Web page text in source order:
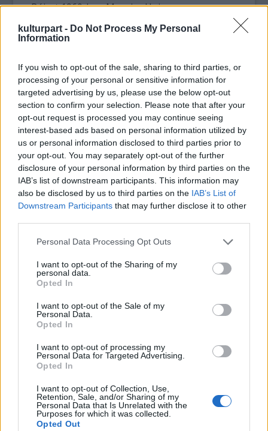
kulturpart - Do Not Process My Personal
Information
If you wish to opt-out of the sale, sharing to third parties, or
processing of your personal or sensitive information for
targeted advertising by us, please use the below opt-out
section to confirm your selection. Please note that after your
opt-out request is processed you may continue seeing
interest-based ads based on personal information utilized by
us or personal information disclosed to third parties prior to
your opt-out. You may separately opt-out of the further
disclosure of your personal information by third parties on the
IAB’s list of downstream participants. This information may
also be disclosed by us to third parties on the IAB’s List of
Downstream Participants that may further disclose it to other
Please note that this website/app uses one or more Google
not limited to your visit or usage behaviour. You may click to
grant or deny consent to Google and its third-party tags to
use your data for below specified purposes in below Google
consent section.
Personal Data Processing Opt Outs
I want to opt-out of the Sharing of my
personal data.
Opted In
I want to opt-out of the Sale of my
Personal Data.
Opted In
I want to opt-out of processing my
Personal Data for Targeted Advertising.
Opted In
I want to opt-out of Collection, Use,
Retention, Sale, and/or Sharing of my
Personal Data that Is Unrelated with the
Purposes for which it was collected.
Opted Out
Béjart 1960-ban Maurice Huisman
meghívására Brüsszelbe ment dolgozni, ahol
megalapította a Ballet du XX. Siecle együttest,
Legnagyobb sikerei között olyan világhírű
koreográfiák szerepeltek, mint a Jorge Donn
nevével fémjelzett Bolero, vagy a Rómeó és
Júlia.
Béjart 1970-ben a belga fővárosban iskolát is
alapított, a Mudra sok neves művészt adott a
balett világának. Tanárként is legalább olyan
sikeres volt, mint táncosként és
koreográfusként. A pályán eltöltött hosszú
évtizedek alatt olyan neves művészek
kerültek ki a keze alól, mint Jorge Donn, Gil
Roman, Julien Favreau, vagy Markó Iván.
fekete kontinensen 1977-ben megalapította
az École Mudra Afrique-ot, amely 1985-ig
költözött, ahol létrehozta utolsó, de egyben
legsikeresebb társulatát, a Béjart Ballet
Olyan előadások fűződnek a nevéhez, mint a
Juan, az Egy vándorlegény dalai, A tűzmadár
és A menyegző. A budapesti Operaház balett-
társulata 1973-ban mutatta be és csaknem